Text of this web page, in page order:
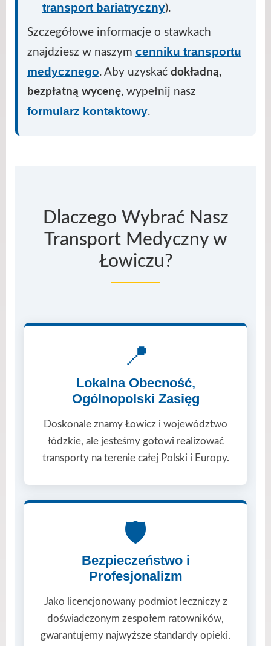
transport bariatryczny).
Szczegółowe informacje o stawkach
znajdziesz w naszym cenniku transportu
medycznego. Aby uzyskać dokładną,
bezpłatną wycenę, wypełnij nasz
formularz kontaktowy.
Dlaczego Wybrać Nasz
Transport Medyczny w
Łowiczu?
📍
Lokalna Obecność,
Ogólnopolski Zasięg
Doskonale znamy Łowicz i województwo
łódzkie, ale jesteśmy gotowi realizować
transporty na terenie całej Polski i Europy.
🛡️
Bezpieczeństwo i
Profesjonalizm
Jako licencjonowany podmiot leczniczy z
doświadczonym zespołem ratowników,
gwarantujemy najwyższe standardy opieki.